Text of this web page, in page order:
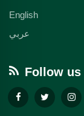
English
عربي
Follow us